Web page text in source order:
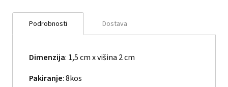
Podrobnosti Dostava
Dimenzija: 1,5 cm x višina 2 cm
Pakiranje: 8kos